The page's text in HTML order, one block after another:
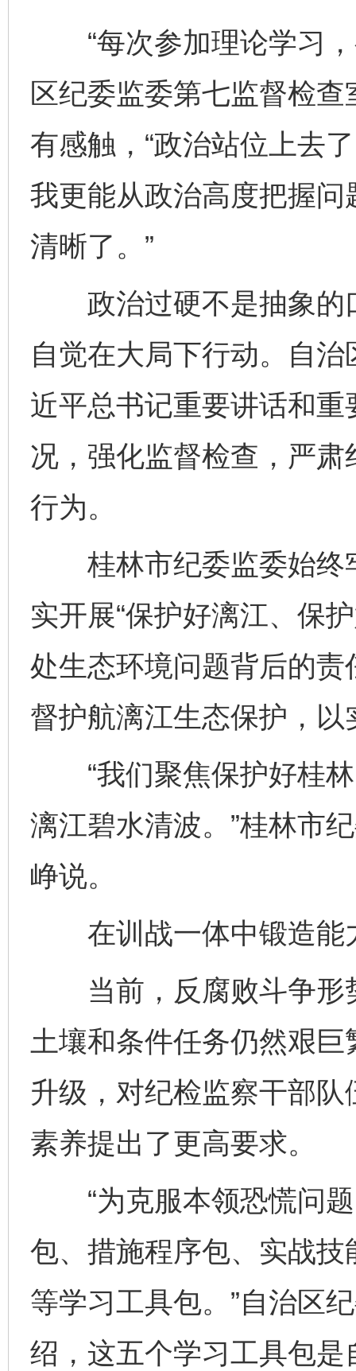
“每次参加理论学习，
区纪委监委第七监督检
有感触，“政治站位上去
我更能从政治高度把握
清晰了。”
政治过硬不是抽象的
自觉在大局下行动。自
近平总书记重要讲话和
况，强化监督检查，严
行为。
桂林市纪委监委始终
实开展“保护好漓江、保
处生态环境问题背后的
督护航漓江生态保护，
“我们聚焦保护好桂林
漓江碧水清波。”桂林市
峥说。
在训战一体中锻造能
当前，反腐败斗争形
土壤和条件任务仍然艰
升级，对纪检监察干部
素养提出了更高要求。
“为克服本领恐慌问题
包、措施程序包、实战
等学习工具包。”自治区
绍，这五个学习工具包是